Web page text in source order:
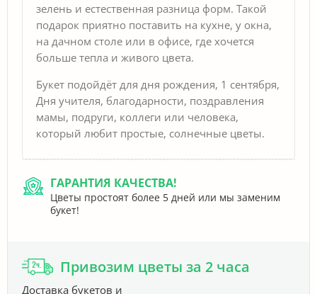
зелень и естественная разница форм. Такой
подарок приятно поставить на кухне, у окна,
на дачном столе или в офисе, где хочется
больше тепла и живого цвета.
Букет подойдёт для дня рождения, 1 сентября,
Дня учителя, благодарности, поздравления
мамы, подруги, коллеги или человека,
который любит простые, солнечные цветы.
ГАРАНТИЯ КАЧЕСТВА!
Цветы простоят более 5 дней или мы заменим
букет!
Привозим цветы за 2 часа
Доставка букетов и